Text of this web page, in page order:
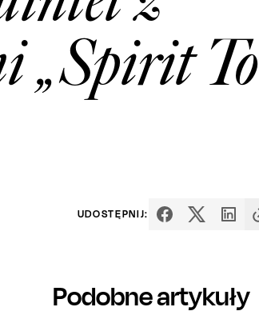
„Spirit To
UDOSTĘPNIJ:
Podobne artykuły